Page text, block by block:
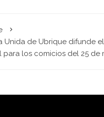
Unida de Ubrique difunde
para los comicios del 25 de